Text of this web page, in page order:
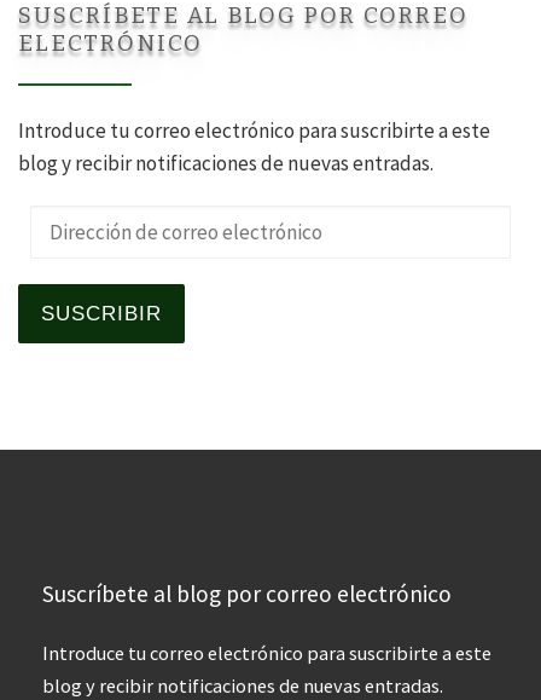
SUSCRÍBETE AL BLOG POR CORREO
ELECTRÓNICO
Introduce tu correo electrónico para suscribirte a este
blog y recibir notificaciones de nuevas entradas.
Dirección de correo electrónico
SUSCRIBIR
Suscríbete al blog por correo electrónico
Introduce tu correo electrónico para suscribirte a este
blog y recibir notificaciones de nuevas entradas.